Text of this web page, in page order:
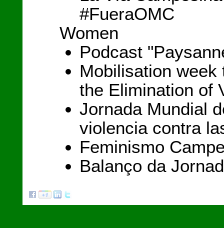
#FueraOMC
Women
Podcast
Mobilisation
the Elimination of
Jornada Mundial
violencia contra
Feminismo
Balanço da